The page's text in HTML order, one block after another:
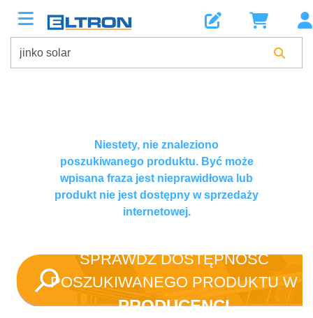
Niestety, nie znaleziono
poszukiwanego produktu. Być może
wpisana fraza jest nieprawidłowa lub
produkt nie jest dostępny w sprzedaży
internetowej.
SPRAWDŹ DOSTĘPNOŚĆ
POSZUKIWANEGO PRODUKTU W
PRODUCENCI